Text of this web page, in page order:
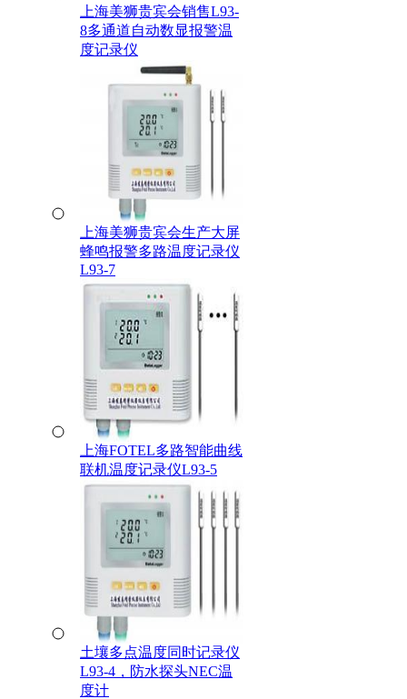
上海美狮贵宾会销售L93-
8多通道自动数显报警温
度记录仪
上海美狮贵宾会生产大屏
蜂鸣报警多路温度记录仪
L93-7
上海FOTEL多路智能曲线
联机温度记录仪L93-5
土壤多点温度同时记录仪
L93-4，防水探头NEC温
度计